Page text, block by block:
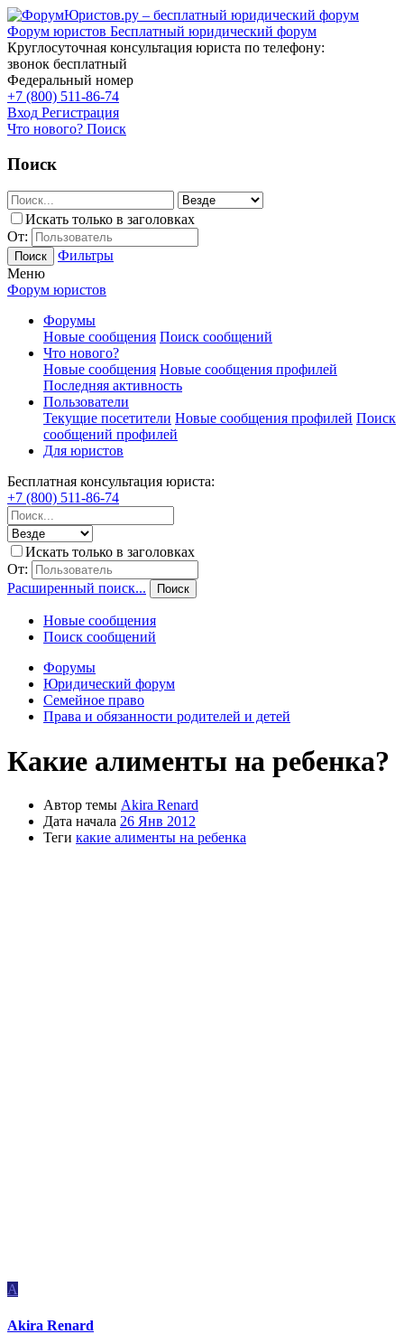
Форум юристов Бесплатный юридический форум
Круглосуточная консультация юриста по телефону:
звонок бесплатный
Федеральный номер
+7 (800) 511-86-74
Вход Регистрация
Что нового? Поиск
Поиск
Искать только в заголовках
От:
Поиск
Фильтры
Меню
Форум юристов
Форумы
Новые сообщения Поиск сообщений
Что нового?
Новые сообщения Новые сообщения профилей
Последняя активность
Пользователи
Текущие посетители Новые сообщения профилей Поиск
сообщений профилей
Для юристов
Бесплатная консультация юриста:
+7 (800) 511-86-74
Искать только в заголовках
От:
Расширенный поиск...
Поиск
Новые сообщения
Поиск сообщений
Форумы
Юридический форум
Семейное право
Права и обязанности родителей и детей
Какие алименты на ребенка?
Автор темы Akira Renard
Дата начала 26 Янв 2012
Теги какие алименты на ребенка
A
Akira Renard